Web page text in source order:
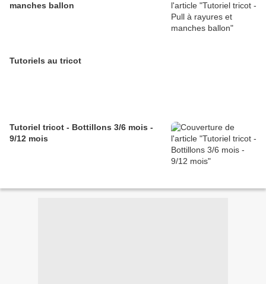
manches ballon
Tutoriels au tricot
Tutoriel tricot - Bottillons 3/6 mois -
9/12 mois